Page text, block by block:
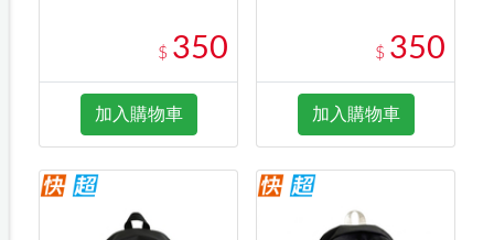
$ 350
加入購物車
$ 350
加入購物車